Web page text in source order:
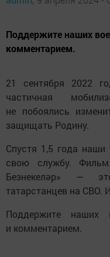
Поддержите наших
комментарием.
21 сентября 2022
частичная
не побоялись
защищать Родину.
Спустя 1,5 года
свою службу.
Безнекеләр» —
татарстанцев на СВО.
Поддержите наших
и комментарием.